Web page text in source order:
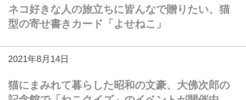
ネコ好きな人の旅立ちに皆んなで贈りたい、猫
型の寄せ書きカード「よせねこ」
2021年8月14日
猫にまみれて暮らした昭和の文豪、大佛次郎の